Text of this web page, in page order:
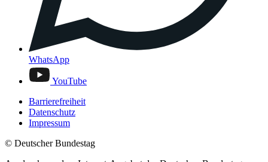
WhatsApp
YouTube
Barrierefreiheit
Datenschutz
Impressum
© Deutscher Bundestag